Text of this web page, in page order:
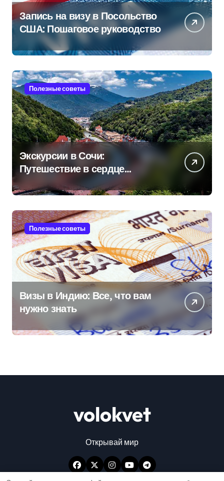
Запись на визу в Посольство
США: Пошаговое руководство
Полезные советы
Экскурсии в Сочи:
Путешествие в сердце
Черноморского курорта
Полезные советы
Визы в Индию: Все, что вам
нужно знать
volokvet
Открывай мир